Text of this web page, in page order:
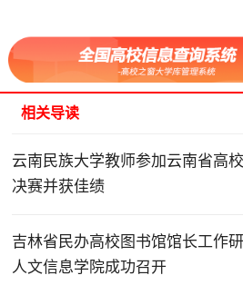
相关导读
云南民族大学教师参加云南省高
决赛并获佳绩
吉林省民办高校图书馆馆长工作
人文信息学院成功召开